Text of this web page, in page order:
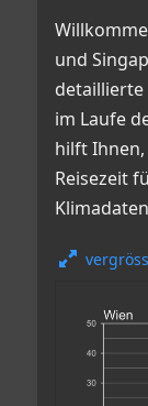
und
detaillierte
im Laufe
hilft
Reisezeit